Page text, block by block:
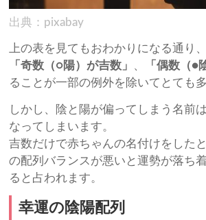
出典：pixabay
上の表を見てもおわかりになる通り
「奇数（○陽）が吉数」
「偶数（●
ることが一部の例外を除いてとても多
しかし、陰と陽が偏ってしまう名前は
なってしまいます。
吉数だけで赤ちゃんの名付けをした
の配列バランスが悪いと運勢が落ち
ると占われます。
幸運の陰陽配列